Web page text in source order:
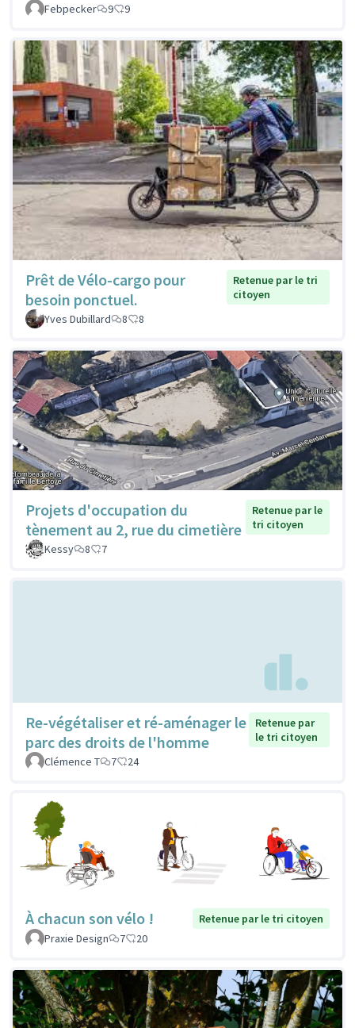
Febpecker
9 9
Prêt de Vélo-cargo pour
besoin ponctuel.
Retenue par le tri
citoyen
Yves Dubillard
8 8
Projets d'occupation du
tènement au 2, rue du cimetière
Retenue par le
tri citoyen
Kessy
8 7
Re-végétaliser et ré-aménager le
parc des droits de l'homme
Retenue par
le tri citoyen
Clémence T
7 24
À chacun son vélo !
Retenue par le tri citoyen
Praxie Design
7 20